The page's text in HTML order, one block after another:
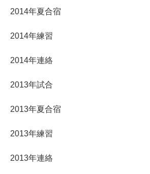
2014年夏合宿
2014年練習
2014年連絡
2013年試合
2013年夏合宿
2013年練習
2013年連絡